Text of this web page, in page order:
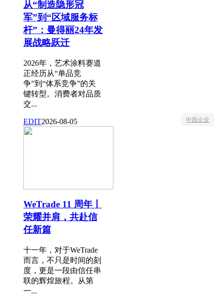
从“制造隐形冠
军”到“区域服务标
杆”：曼得丽24年发
展战略跃迁
2026年，艺术涂料赛道
正经历从“单品竞
争”到“体系竞争”的关
键转型。消费者对品质
交...
EDIT2026-08-05 中国企业
WeTrade 11 周年丨
荣耀并肩，共赴信
任新篇
十一年，对于WeTrade
而言，不只是时间的刻
度，更是一段由信任串
联的辉煌旅程。从第
一...